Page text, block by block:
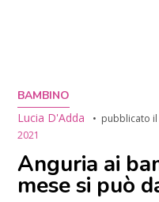
BAMBINO
Lucia D'Adda
pubblicato
2021
Anguria ai
mese si può